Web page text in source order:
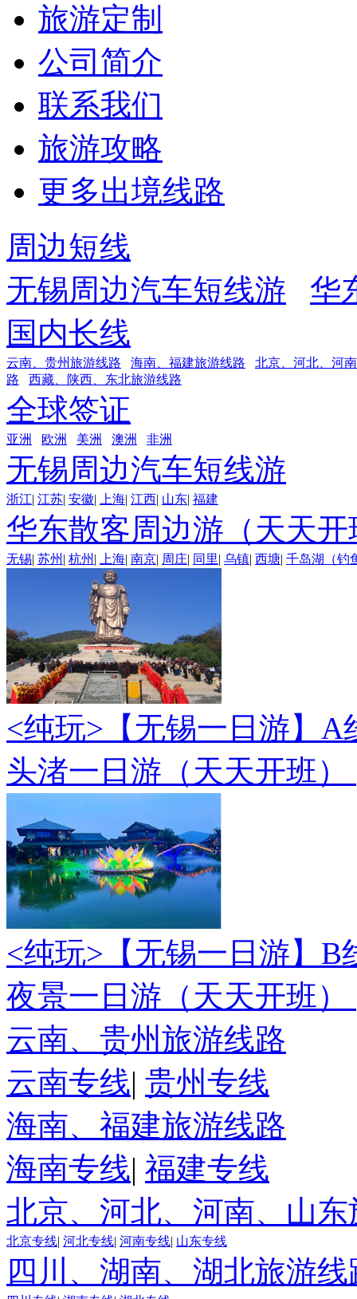
旅游定制
公司简介
联系我们
旅游攻略
更多出境线路
周边短线
无锡周边汽车短线游
华
国内长线
云南、贵州旅游线路 海南、福建旅游线路
北京、河北、河
路
西藏、陕西、东北旅游线路
全球签证
亚洲 欧洲 美洲 澳洲 非洲
无锡周边汽车短线游
浙江| 江苏| 安徽| 上海| 江西| 山东| 福建
华东散客周边游（天天开
无锡| 苏州 | 杭州 | 上海| 南京| 周庄| 同里| 乌镇| 西塘| 千岛湖（钓
<纯玩> 【无锡一日游】
头渚一日游（天天开班）
<纯玩> 【无锡一日游】
夜景一日游（天天开班）
云南、贵州旅游线路
云南专线| 贵州专线
海南、福建旅游线路
海南专线| 福建专线
北京、河北、河南、山
北京专线| 河北专线| 河南专线| 山东专线
四川、湖南、湖北旅游线